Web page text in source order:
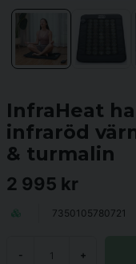
InfraHeat
infraröd
& turmalin
2 995 kr
7350105780721
- +